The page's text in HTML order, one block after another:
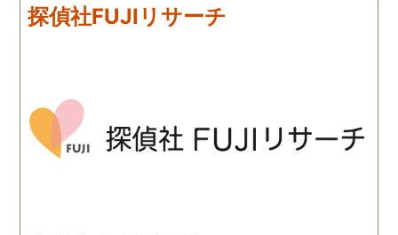
丁寧で報告内容もわかりや
探偵社FUJIリサーチ